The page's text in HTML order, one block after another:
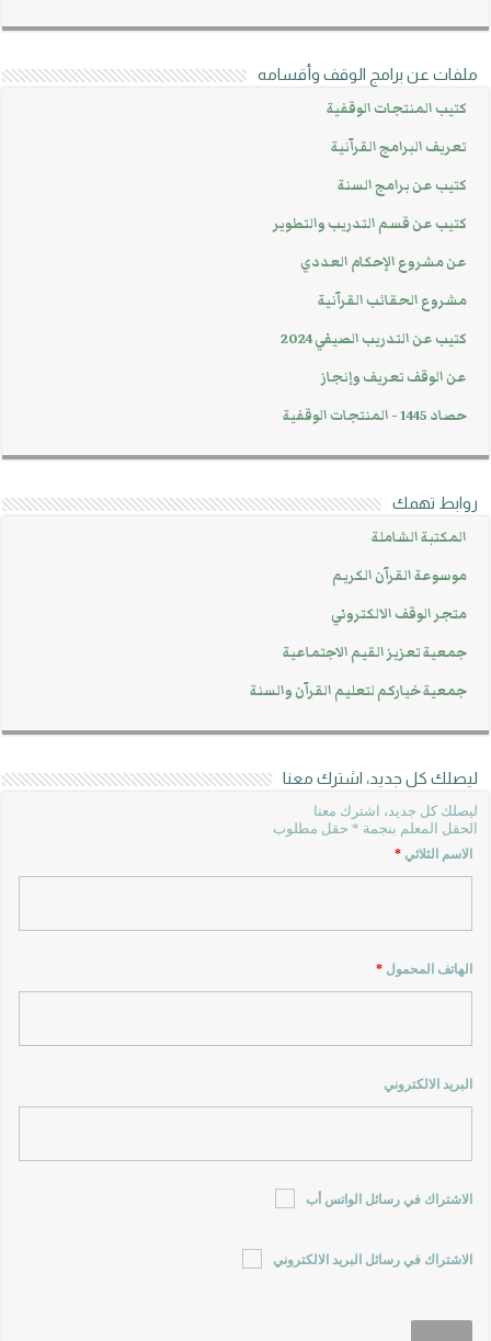
ملفات عن برامج الوقف وأقسامه
كتيب المنتجات الوقفية
تعريف البرامج القرآنية
كتيب عن برامج السنة
كتيب عن قسم التدريب والتطوير
عن مشروع الإحكام العددي
مشروع الحقائب القرآنية
كتيب عن التدريب الصيفي 2024
عن الوقف تعريف وإنجاز
حصاد 1445 - المنتجات الوقفية
روابط تهمك
المكتبة الشاملة
موسوعة القرآن الكريم
متجر الوقف الالكتروني
جمعية تعزيز القيم الاجتماعية
جمعية خياركم لتعليم القرآن والسنة
ليصلك كل جديد، اشترك معنا
ليصلك كل جديد، اشترك معنا
الحقل المعلم بنجمة * حقل مطلوب
الاسم الثلاثي*
الهاتف المحمول*
البريد الالكتروني
الاشتراك في رسائل الواتس أب
الاشتراك في رسائل البريد الالكتروني